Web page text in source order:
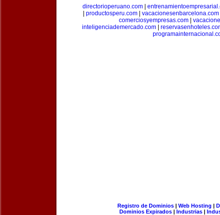
directorioperuano.com
productosperu.com| vacacionesenbarcelona.com
comerciosyempresas.com|
inteligenciademercado.com|
Registro de Dominios| Web Hosting |
Dominios Expirados | Industrias |